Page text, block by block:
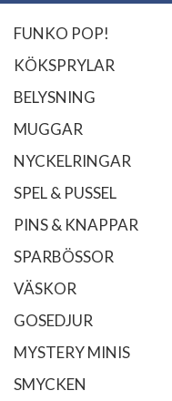
FUNKO POP!
KÖKSPRYLAR
BELYSNING
MUGGAR
NYCKELRINGAR
SPEL & PUSSEL
PINS & KNAPPAR
SPARBÖSSOR
VÄSKOR
GOSEDJUR
MYSTERY MINIS
SMYCKEN